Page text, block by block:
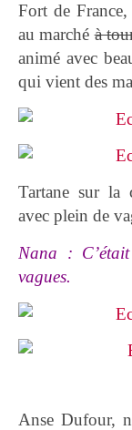
Fort de
au marchéà
animé avec
qui vient des
Tartane sur la
avec plein de
Nana :
vagues.
Anse Dufour,